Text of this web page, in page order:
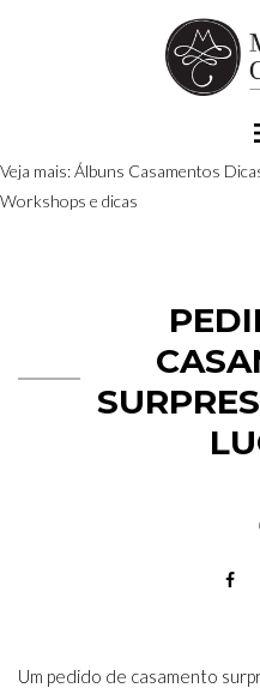
Veja mais:Álbuns Casamentos
Workshops e dicas
Um pedido de casamento